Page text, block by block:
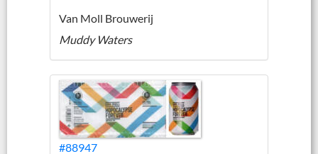
Van Moll Brouwerij
Muddy Waters
#88947